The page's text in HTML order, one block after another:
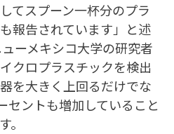
てスプーン一杯分のプラ
報告されています」と述
ーメキシコ大学の研究者
クロプラスチックを検出
を大きく上回るだけでな
セントも増加していること
。